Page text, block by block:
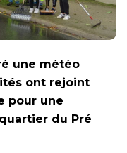
une météo
ont rejoint
pour une
du Pré